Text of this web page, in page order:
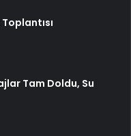
Tam Doldu, Su